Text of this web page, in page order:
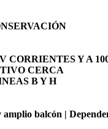
CORRIENTES Y A
CERCA
B Y H
balcón |